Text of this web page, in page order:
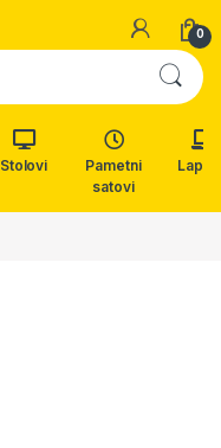
0
Stolovi
Pametni
satovi